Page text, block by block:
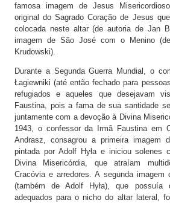
famosa imagem de Jesus
original do Sagrado Coração de Jesus
colocada neste altar (de autoria de Jan
imagem de São José com o Menino
Krudowski).
Durante a Segunda Guerra Mundial, o
Łagiewniki (até então fechado para
refugiados e aqueles que desejavam
Faustina, pois a fama de sua santidade
juntamente com a devoção à Divina
1943, o confessor da Irmã Faustina em
Andrasz, consagrou a primeira imagem
pintada por Adolf Hyła e iniciou solenes
Divina Misericórdia, que atraíam
Cracóvia e arredores. A segunda imagem
(também de Adolf Hyła), que
adequados para o nicho do altar lateral,